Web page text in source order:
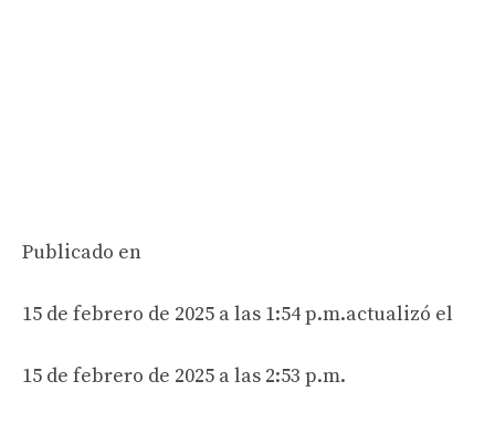
Publicado en
15 de febrero de 2025 a las 1:54 p.m.actualizó el
15 de febrero de 2025 a las 2:53 p.m.